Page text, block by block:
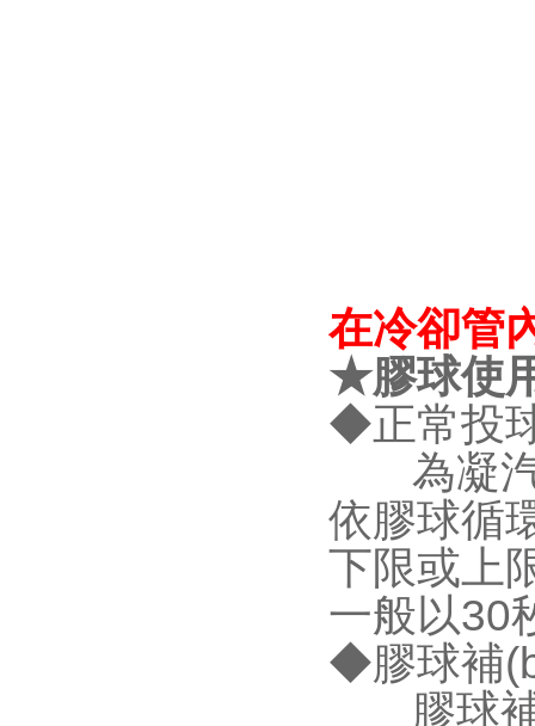
在冷卻管內
★膠球使
◆正常投
為凝汽
依膠球循
下限或上
一般以30
◆膠球補
膠球補